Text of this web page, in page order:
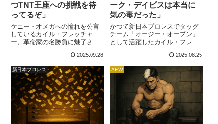
つTNT王座への挑戦を待
ってるぞ」
ケニー・オメガへの憧れを公言
しているカイル・フレッチャ
ー。革命家の名勝負に魅了され
オスプレイもそうしたように、
ケニー超えを目指しています。
ダスティン・ローデスを倒して
TNT王座を獲得したフレッチャ
ーは、2024年から続く好調ぶり
をキープし、先日のPPV・ALL
OUTではAEW世界王者ハングマ
ン・アダム・ペイジとの名勝負
を繰り広げ...
2025.09.28
ーク・デイビスは本当に
気の毒だった」
かつて新日本プロレスでタッグ
チーム「オージー・オープン」
として活躍したカイル・フレッ
ヤーとして大プッシュを受けて
います。彼がシングルへ転向す
るきっかけの一つに、相棒マー
ク・デイビスの負傷による長期
欠場がありました。AEWトニ
ー・カーン社長はフレッチャー
の才能を活かして一人で活動さ
せることを決断。フレッチャー
は盟友ウィル・オスプレイ...
2025.08.25
新日本プロレス AEW